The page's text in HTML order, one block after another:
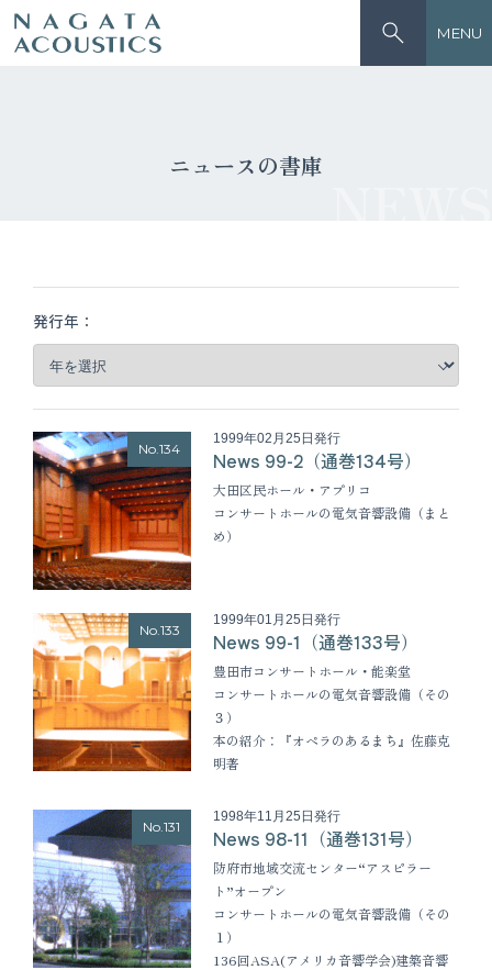
MENU
ニュースの書庫
発行年：
No.134
1999年02月25日発行
News 99-2（通巻134号）
大田区民ホール・アプリコ
コンサートホールの電気音響設備（まと
め）
No.133
1999年01月25日発行
News 99-1（通巻133号）
豊田市コンサートホール・能楽堂
コンサートホールの電気音響設備（その
３）
本の紹介：『オペラのあるまち』佐藤克
明著
No.131
1998年11月25日発行
News 98-11（通巻131号）
防府市地域交流センター“アスピラー
ト”オープン
コンサートホールの電気音響設備（その
１）
136回ASA(アメリカ音響学会)建築音響